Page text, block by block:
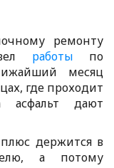
ремонту
работы по
месяц
где проходит
дают
держится в
а потому